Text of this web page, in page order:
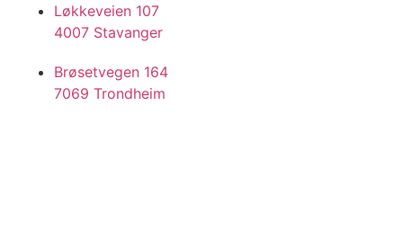
Løkkeveien 107
4007 Stavanger
Brøsetvegen 164
7069 Trondheim